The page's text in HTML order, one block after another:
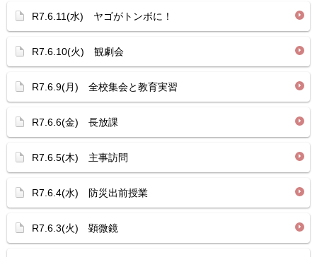
R7.6.11(水) ヤゴがトンボに！
R7.6.10(火) 観劇会
R7.6.9(月) 全校集会と教育実習
R7.6.6(金) 長放課
R7.6.5(木) 主事訪問
R7.6.4(水) 防災出前授業
R7.6.3(火) 顕微鏡